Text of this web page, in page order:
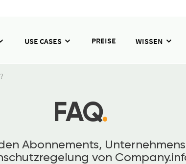
USE CASES PREISE WISSEN
FAQ.
Abonnements,
von